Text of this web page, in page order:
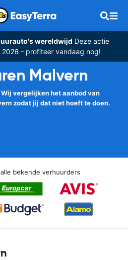
wereldwijd Deze actie
2026 - profiteer vandaag nog!
Malvern
vergelijken het aanbod van
zodat jij dat niet hoeft te doen.
bekende verhuurders